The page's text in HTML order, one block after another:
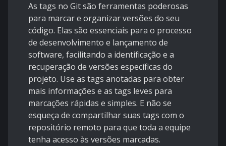
As tags no Git são ferramentas poderosas
para marcar e organizar versões do seu
código. Elas são essenciais para o processo
de desenvolvimento e lançamento de
software, facilitando a identificação e a
recuperação de versões específicas do
projeto. Use as tags anotadas para obter
mais informações e as tags leves para
marcações rápidas e simples. E não se
esqueça de compartilhar suas tags com o
repositório remoto para que toda a equipe
tenha acesso às versões marcadas.